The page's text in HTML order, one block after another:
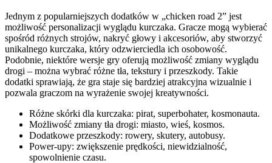
Jednym z popularniejszych dodatków w „chicken road 2” jest
możliwość personalizacji wyglądu kurczaka. Gracze mogą wybierać
spośród różnych strojów, nakryć głowy i akcesoriów, aby stworzyć
unikalnego kurczaka, który odzwierciedla ich osobowość.
Podobnie, niektóre wersje gry oferują możliwość zmiany wyglądu
drogi – można wybrać różne tła, tekstury i przeszkody. Takie
dodatki sprawiają, że gra staje się bardziej atrakcyjna wizualnie i
pozwala graczom na wyrażenie swojej kreatywności.
Różne skórki dla kurczaka: pirat, superbohater, kosmonauta.
Możliwość zmiany tła drogi: miasto, wieś, kosmos.
Dodatkowe przeszkody: rowery, skutery, autobusy.
Power-upy: zwiększenie prędkości, niewidzialność,
spowolnienie czasu.